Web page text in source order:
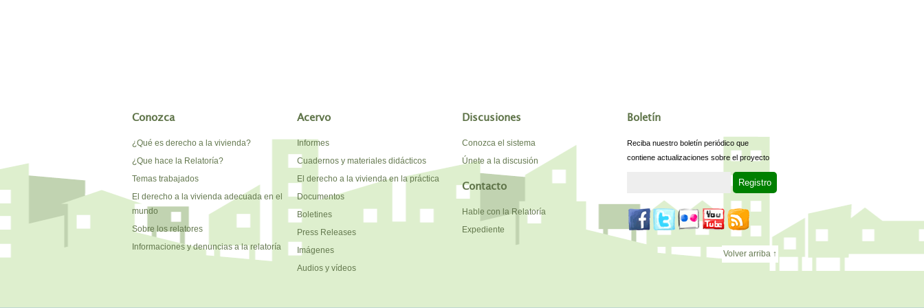
Conozca
¿Qué es derecho a la vivienda?
¿Que hace la Relatoría?
Temas trabajados
El derecho a la vivienda adecuada en el
mundo
Sobre los relatores
Informaciones y denuncias a la relatoría
Acervo
Informes
Cuadernos y materiales didácticos
El derecho a la vivienda en la práctica
Documentos
Boletines
Press Releases
Imágenes
Audios y vídeos
Discusiones
Conozca el sistema
Únete a la discusión
Contacto
Hable con la Relatoría
Expediente
Boletín
Reciba nuestro boletín periódico que
contiene actualizaciones sobre el proyecto
Volver arriba ↑